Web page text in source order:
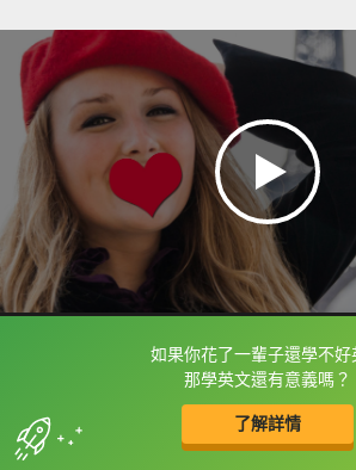
如果你花了一輩子還學不好
那學英文還有意義嗎？
了解詳情
框選或點兩下字幕可以直接查
收錄佳句